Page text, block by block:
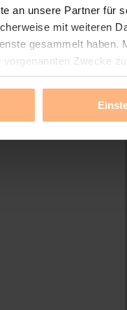
an unsere Partner für
mit weiteren
gesammelt haben.
Zwecke
Button „Ablehnen
anpassen oder